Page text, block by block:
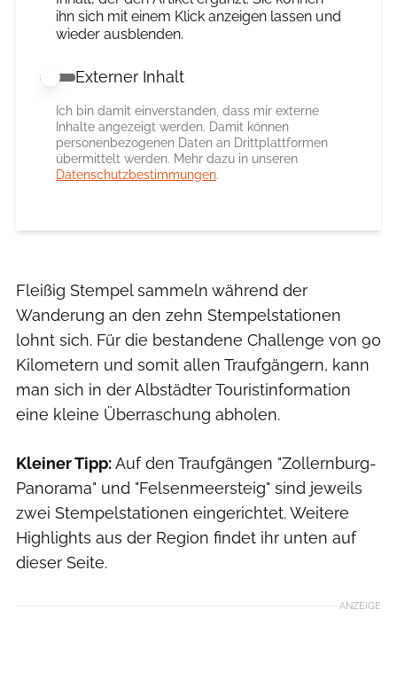
ihn sich mit einem Klick anzeigen lassen und
wieder ausblenden.
Externer Inhalt erlauben
Externer Inhalt
Ich bin damit einverstanden, dass mir externe
Inhalte angezeigt werden. Damit können
personenbezogenen Daten an Drittplattformen
übermittelt werden. Mehr dazu in unseren
Datenschutzbestimmungen.
Fleißig Stempel sammeln während der
Wanderung an den zehn Stempelstationen
lohnt sich. Für die bestandene Challenge von 90
Kilometern und somit allen Traufgängern, kann
man sich in der Albstädter Touristinformation
eine kleine Überraschung abholen.
Kleiner Tipp:Auf den Traufgängen "Zollernburg-
Panorama" und "Felsenmeersteig" sind jeweils
zwei Stempelstationen eingerichtet. Weitere
Highlights aus der Region findet ihr unten auf
dieser Seite.
ANZEIGE